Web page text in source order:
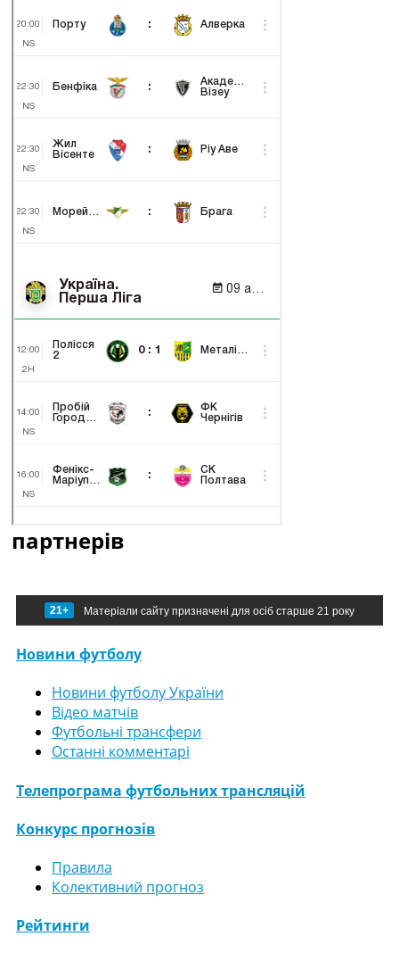
партнерів
21+ Матеріали сайту призначені для осіб старше 21 року
Новини футболу
Новини футболу України
Відео матчів
Футбольні трансфери
Останні комментарі
Телепрограма футбольних трансляцій
Конкурс прогнозів
Правила
Колективний прогноз
Рейтинги